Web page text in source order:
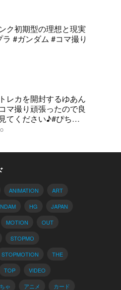
ク初期型の理想と現実
ラ #ガンダム #コマ撮り
レカを開封するゆあん
マ撮り頑張ったので良
てください♪#ぴちり
ぴち #ゆあんくん #グ
ANIMATION
ART
HG
JAPAN
MOTION
OUT
STOPMO
STOPMOTION
THE
TOP
VIDEO
ゃ アニメ カード